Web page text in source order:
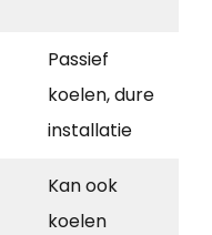
Passief
koelen, dure
installatie
Kan ook
koelen